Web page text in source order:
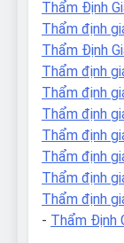
Thẩm Định
Thẩm định
Thẩm Định
Thẩm định
Thẩm định
Thẩm định
Thẩm định
Thẩm định
Thẩm định
Thẩm định
- Thẩm Định